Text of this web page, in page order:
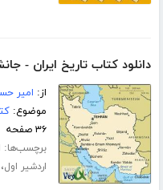
دانلود کتاب تاریخ ایران -
از: امیر
موضوع:
۳۶ صفحه
برچسب‌ها:
اردشیر اول،